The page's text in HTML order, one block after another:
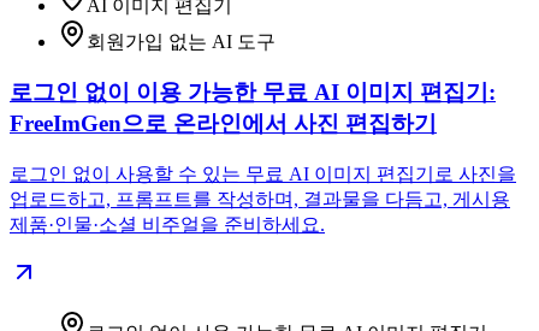
AI 이미지 편집기
회원가입 없는 AI 도구
로그인 없이 이용 가능한 무료 AI 이미지 편집기:
FreeImGen으로 온라인에서 사진 편집하기
로그인 없이 사용할 수 있는 무료 AI 이미지 편집기로 사진을
업로드하고, 프롬프트를 작성하며, 결과물을 다듬고, 게시용
제품·인물·소셜 비주얼을 준비하세요.